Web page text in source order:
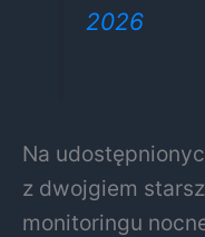
2026
Na
z dwojgiem
monitoringu